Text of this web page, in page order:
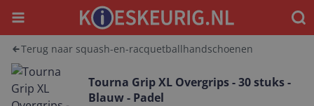
Menu
Terug naar squash-en-racquetballhandschoenen
Tourna Grip XL Overgrips - 30 stuks -
Blauw - Padel